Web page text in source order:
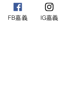
FB嘉義 IG嘉義